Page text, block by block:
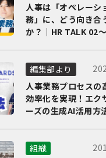
人事は「オペレーシ
務」に、どう向き合
か？｜HR TALK 02
編集部より
人事業務プロセスの
効率化を実現！エク
ーズの生成AI活用方
組織